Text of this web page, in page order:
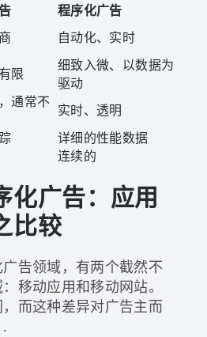
程序化广告
自动化、实时
限
细致入微、以数据为
驱动
通常不 实时、透明
详细的性能数据
连续的
化广告：应用
比较
告领域，有两个截然不
移动应用和移动网站。
而这种差异对广告主而